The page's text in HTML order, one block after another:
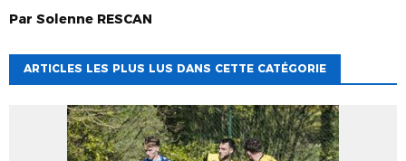
Par Solenne RESCAN
ARTICLES LES PLUS LUS DANS CETTE CATÉGORIE